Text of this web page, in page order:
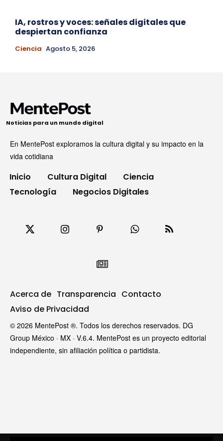
IA, rostros y voces: señales digitales que
despiertan confianza
Ciencia Agosto 5, 2026
Noticias para un mundo digital
En MentePost exploramos la cultura digital y su impacto en la
vida cotidiana
Inicio Cultura Digital
Ciencia
Tecnología
Negocios Digitales
Acerca de Transparencia Contacto
Aviso de Privacidad
© 2026 MentePost ®. Todos los derechos reservados. DG
Group México · MX · V.6.4. MentePost es un proyecto editorial
independiente, sin afiliación política o partidista.